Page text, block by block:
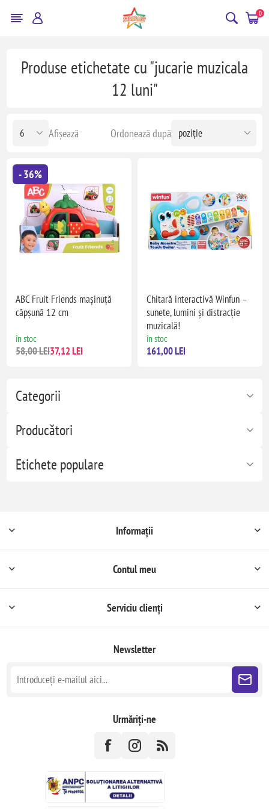
0
Categorii
Producători
Etichete populare
Produse etichetate cu "jucarie muzicala
12 luni"
Ordonează după
Afișează
- 36%
ABC Fruit Friends mașinuță
căpșună 12 cm
în stoc
58,00 LEI37,12 LEI
Chitară interactivă Winfun –
sunete, lumini și distracție
muzicală!
în stoc
161,00 LEI
Informații
Contul meu
Serviciu clienți
Newsletter
Urmăriți-ne